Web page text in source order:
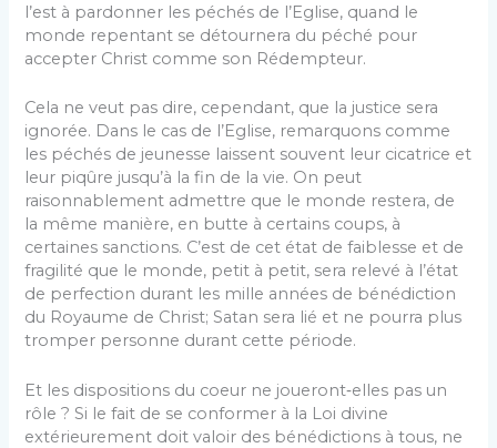
l’est à pardonner les péchés de l’Eglise, quand le
monde repentant se détournera du péché pour
accepter Christ comme son Rédempteur.
Cela ne veut pas dire, cependant, que la justice sera
ignorée. Dans le cas de l’Eglise, remarquons comme
les péchés de jeunesse laissent souvent leur cicatrice et
leur piqûre jusqu’à la fin de la vie. On peut
raisonnablement admettre que le monde restera, de
la même manière, en butte à certains coups, à
certaines sanctions. C’est de cet état de faiblesse et de
fragilité que le monde, petit à petit, sera relevé à l’état
de perfection durant les mille années de bénédiction
du Royaume de Christ; Satan sera lié et ne pourra plus
tromper personne durant cette période.
Et les dispositions du coeur ne joueront‑elles pas un
rôle ? Si le fait de se conformer à la Loi divine
extérieurement doit valoir des bénédictions à tous, ne